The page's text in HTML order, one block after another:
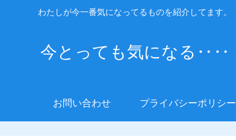
わたしが今一番気になってるものを紹介してます。
今とっても気になる‥‥
お問い合わせ プライバシーポリシー